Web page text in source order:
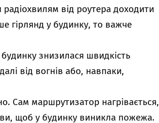
від роутера доходити
гірлянд у будинку, то важче
знизилася швидкість
від вогнів або, навпаки,
Сам маршрутизатор нагрівається,
щоб у будинку виникла пожежа.